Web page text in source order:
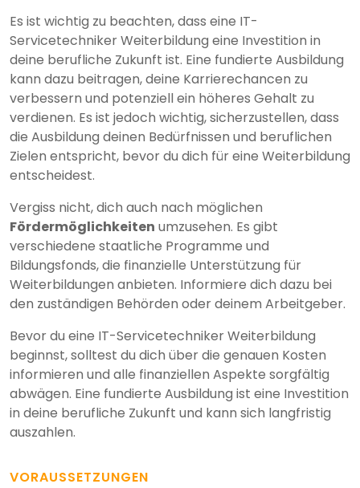
Es ist wichtig zu beachten, dass eine IT-
Servicetechniker Weiterbildung eine Investition in
deine berufliche Zukunft ist. Eine fundierte Ausbildung
kann dazu beitragen, deine Karrierechancen zu
verbessern und potenziell ein höheres Gehalt zu
verdienen. Es ist jedoch wichtig, sicherzustellen, dass
die Ausbildung deinen Bedürfnissen und beruflichen
Zielen entspricht, bevor du dich für eine Weiterbildung
entscheidest.
Vergiss nicht, dich auch nach möglichen
Fördermöglichkeiten umzusehen. Es gibt
verschiedene staatliche Programme und
Bildungsfonds, die finanzielle Unterstützung für
Weiterbildungen anbieten. Informiere dich dazu bei
den zuständigen Behörden oder deinem Arbeitgeber.
Bevor du eine IT-Servicetechniker Weiterbildung
beginnst, solltest du dich über die genauen Kosten
informieren und alle finanziellen Aspekte sorgfältig
abwägen. Eine fundierte Ausbildung ist eine Investition
in deine berufliche Zukunft und kann sich langfristig
auszahlen.
VORAUSSETZUNGEN